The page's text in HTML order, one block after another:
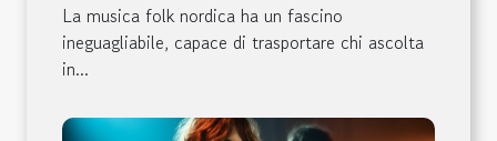
La musica folk nordica ha un fascino
ineguagliabile, capace di trasportare chi ascolta
in...